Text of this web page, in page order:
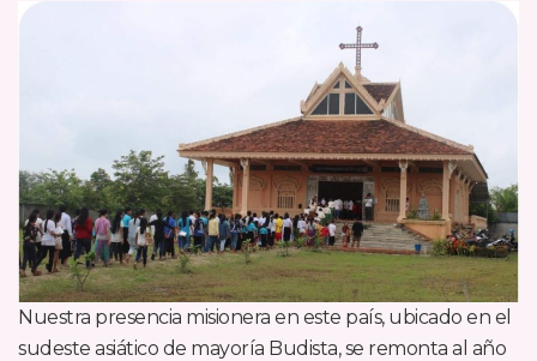
Nuestra presencia misionera en este país, ubicado en el
sudeste asiático de mayoría Budista, se remonta al año